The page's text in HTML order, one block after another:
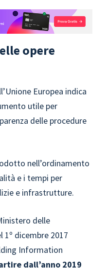
opere
Europea indica
utile per
delle procedure
nell’ordinamento
e i tempi per
e infrastrutture.
delle
dicembre 2017
Information
dall’anno 2019